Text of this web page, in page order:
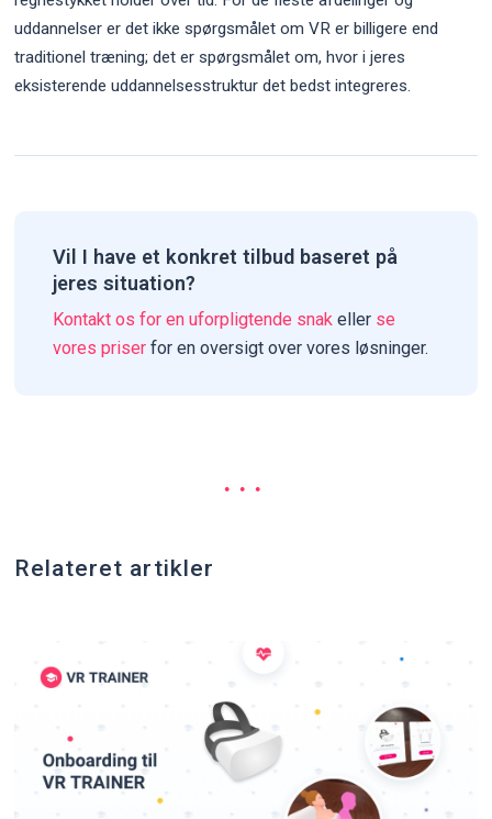
uddannelser er det ikke spørgsmålet om VR er billigere end
traditionel træning; det er spørgsmålet om, hvor i jeres
eksisterende uddannelsesstruktur det bedst integreres.
Vil I have et konkret tilbud baseret på
jeres situation?
Kontakt os for en uforpligtende snak eller se
vores priser for en oversigt over vores løsninger.
Relateret artikler